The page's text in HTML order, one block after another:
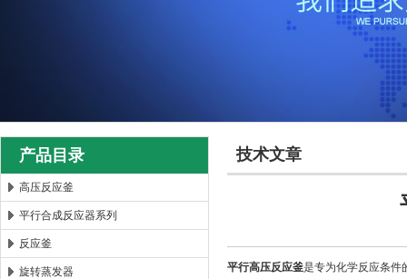
西安太康生物科技有限公司
产品目录
高压反应釜
平行合成反应器系列
反应釜
旋转蒸发器
技术文章
平行高压反应釜是专为化学反应条件